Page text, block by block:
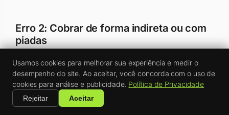
Erro 2: Cobrar de forma indireta ou com
piadas
“E aí, esqueceu de mim este mês?” parece
leve, mas na verdade deixa a situação mais
constrangedora para ambos. A cobrança
deve ser direta e impessoal. Mensagem
Usamos cookies para melhorar sua experiência e medir o
desempenho do site. Ao aceitar, você concorda com o uso de
cookies para análise e publicidade. Política de Privacidade
Rejeitar Aceitar